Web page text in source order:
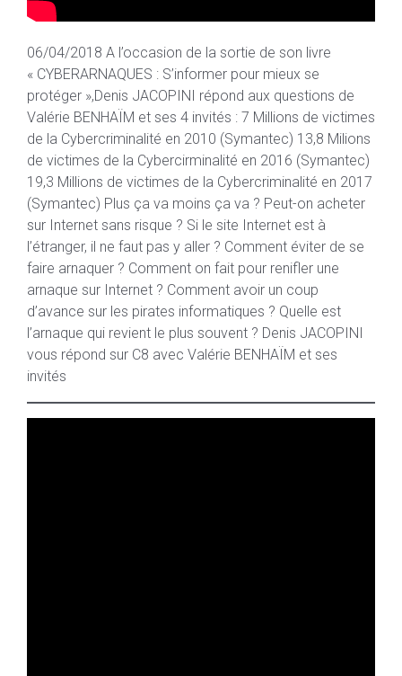
06/04/2018 A l’occasion de la sortie de son livre
« CYBERARNAQUES : S’informer pour mieux se
protéger »,Denis JACOPINI répond aux questions de
Valérie BENHAÏM et ses 4 invités : 7 Millions de victimes
de la Cybercriminalité en 2010 (Symantec) 13,8 Milions
de victimes de la Cybercirminalité en 2016 (Symantec)
19,3 Millions de victimes de la Cybercriminalité en 2017
(Symantec) Plus ça va moins ça va ? Peut-on acheter
sur Internet sans risque ? Si le site Internet est à
l’étranger, il ne faut pas y aller ? Comment éviter de se
faire arnaquer ? Comment on fait pour renifler une
arnaque sur Internet ? Comment avoir un coup
d’avance sur les pirates informatiques ? Quelle est
l’arnaque qui revient le plus souvent ? Denis JACOPINI
vous répond sur C8 avec Valérie BENHAÏM et ses
invités